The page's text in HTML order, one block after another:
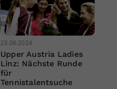
23.06.2024
Upper Austria Ladies
Linz: Nächste Runde
für
Tennistalentsuche